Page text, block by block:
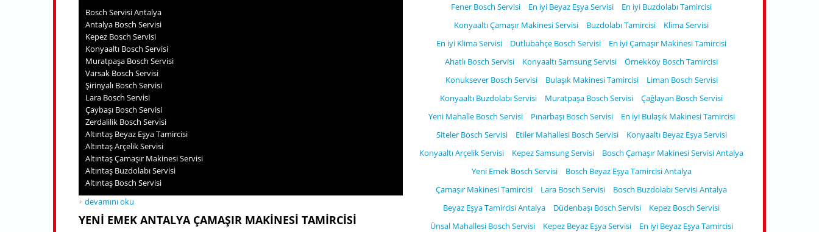
Bosch Servisi Antalya
Antalya Bosch Servisi
Kepez Bosch Servisi
Konyaaltı Bosch Servisi
Muratpaşa Bosch Servisi
Varsak Bosch Servisi
Şirinyalı Bosch Servisi
Lara Bosch Servisi
Çaybaşı Bosch Servisi
Zerdalilik Bosch Servisi
Altıntaş Beyaz Eşya Tamircisi
Altıntaş Arçelik Servisi
Altıntaş Çamaşır Makinesi Servisi
Altıntaş Buzdolabı Servisi
Altıntaş Bosch Servisi
Konyaaltı Çamaşır Makinesi Tamircisi hakkında
devamını oku
YENI EMEK ANTALYA ÇAMAŞIR MAKINESI TAMIRCISI
Fener Bosch Servisi
En iyi Beyaz Eşya Servisi
En iyi Buzdolabı Tamircisi
Konyaaltı Çamaşır Makinesi Servisi
Buzdolabı Tamircisi
Klima Servisi
En iyi Klima Servisi
Dutlubahçe Bosch Servisi
En iyi Çamaşır Makinesi Tamircisi
Ahatlı Bosch Servisi
Konyaaltı Samsung Servisi
Örnekköy Bosch Tamircisi
Konuksever Bosch Servisi
Bulaşık Makinesi Tamircisi
Liman Bosch Servisi
Konyaaltı Buzdolabı Servisi
Muratpaşa Bosch Servisi
Çağlayan Bosch Servisi
Yeni Mahalle Bosch Servisi
Pınarbaşı Bosch Servisi
En iyi Bulaşık Makinesi Tamircisi
Siteler Bosch Servisi
Etiler Mahallesi Bosch Servisi
Konyaaltı Beyaz Eşya Servisi
Konyaaltı Arçelik Servisi
Kepez Samsung Servisi
Bosch Çamaşır Makinesi Servisi Antalya
Yeni Emek Bosch Servisi
Bosch Beyaz Eşya Tamircisi Antalya
Çamaşır Makinesi Tamircisi
Lara Bosch Servisi
Bosch Buzdolabı Servisi Antalya
Beyaz Eşya Tamircisi Antalya
Düdenbaşı Bosch Servisi
Kepez Bosch Servisi
Ünsal Mahallesi Bosch Servisi
Kepez Beyaz Eşya Servisi
En iyi Beyaz Eşya Tamircisi